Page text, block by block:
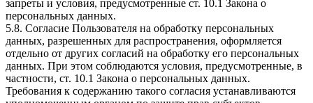
запреты и условия, предусмотренные ст. 10.1 Закона о
персональных данных.
5.8. Согласие Пользователя на обработку персональных
данных, разрешенных для распространения, оформляется
отдельно от других согласий на обработку его персональных
данных. При этом соблюдаются условия, предусмотренные, в
частности, ст. 10.1 Закона о персональных данных.
Требования к содержанию такого согласия устанавливаются